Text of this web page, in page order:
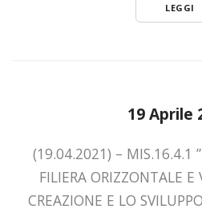
LEGGI
19 Aprile
(19.04.2021) – MIS.16.4.1
FILIERA ORIZZONTALE E
CREAZIONE E LO